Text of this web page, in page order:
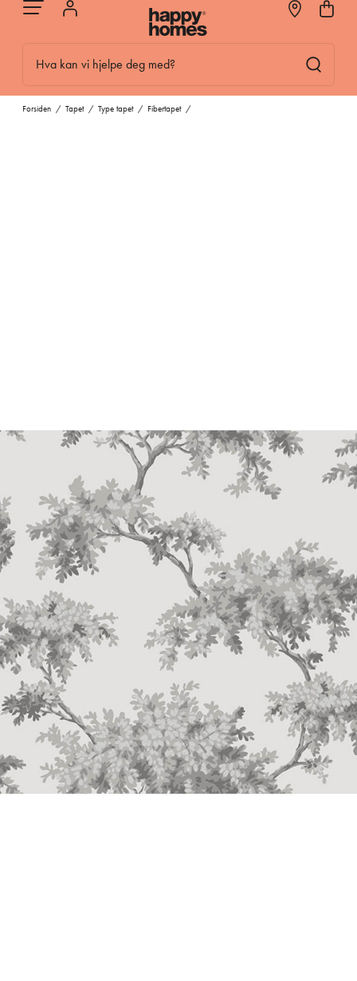
Hva kan vi hjelpe deg med?
Forsiden / Tapet / Type tapet / Fibertapet /